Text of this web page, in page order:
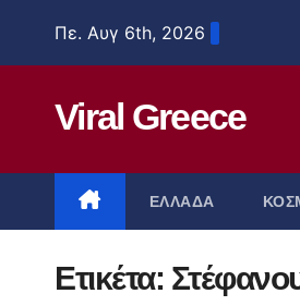
Πε. Αυγ 6th, 2026
Viral Greece
ΕΛΛΑΔΑ
Ετικέτα: